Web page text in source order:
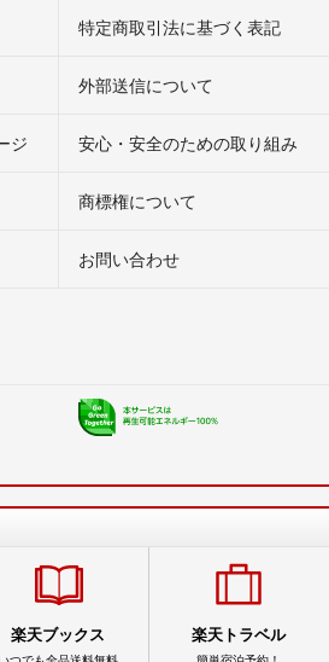
特定商取引法に基づく表記
外部送信について
ジ 安心・安全のための取り組み
商標権について
お問い合わせ
楽天ブックス 楽天トラベル